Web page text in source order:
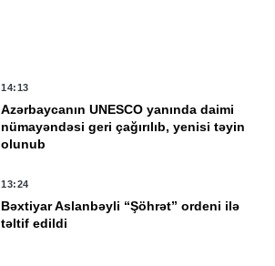
14:13
Azərbaycanın UNESCO yanında daimi
nümayəndəsi geri çağırılıb, yenisi təyin
olunub
13:24
Bəxtiyar Aslanbəyli “Şöhrət” ordeni ilə
təltif edildi